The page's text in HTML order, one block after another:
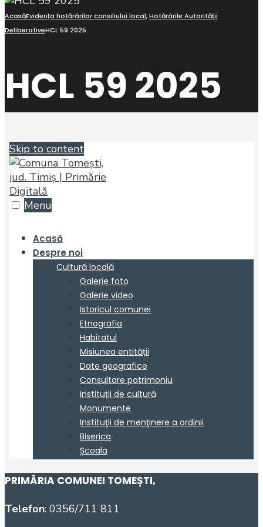
AcasăEvidența hotărârilor consiliului local,Hotărârile Autorității
DeliberativeHCL 59 2025
HCL 59 2025
PRIMĂRIA COMUNEI TOMEȘTI,
Telefon: 0356/711 811